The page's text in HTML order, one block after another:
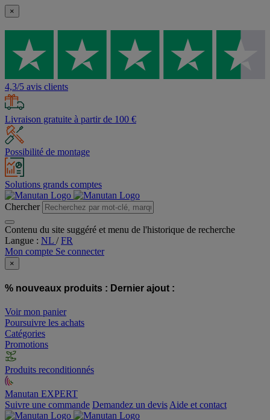
×
4,3/5 avis clients
Livraison gratuite à partir de 100 €
Possibilité de montage
Solutions grands comptes
Chercher
Contenu du site suggéré et menu de l'historique de recherche
Langue : NL /FR
Mon compte Se connecter
×
% nouveaux produits : Dernier ajout :
Voir mon panier
Poursuivre les achats
Catégories
Promotions
Produits reconditionnés
Manutan EXPERT
Suivre une commande Demandez un devis Aide et contact